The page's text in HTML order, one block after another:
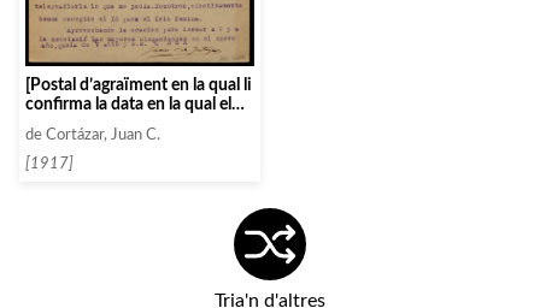
[Postal d’agraïment en la qual li
confirma la data en la qual el
«trio fémina» tocarà a la
Societat Filharmònica de
Bilbao]
de Cortázar, Juan C.
[1917]
Tria'n d'altres